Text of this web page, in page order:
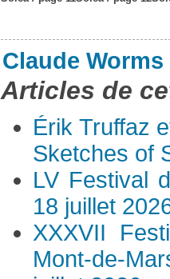
Claude Worms
Articles de
Érik Truffaz
Sketches of
LV Festival
18 juillet
XXXVII
Mont-de-